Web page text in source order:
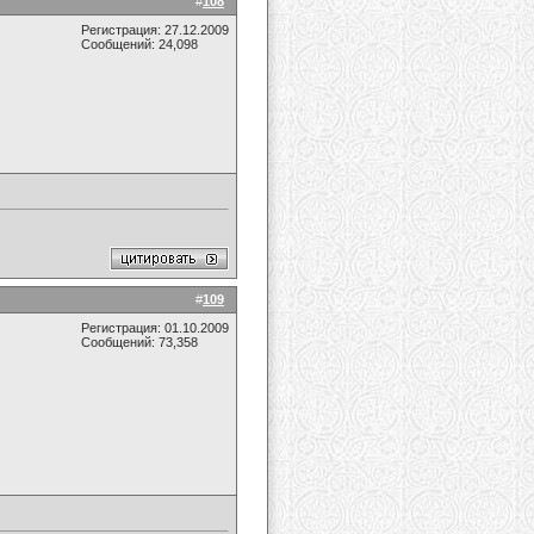
Регистрация: 27.12.2009
Сообщений: 24,098
#109
Регистрация: 01.10.2009
Сообщений: 73,358